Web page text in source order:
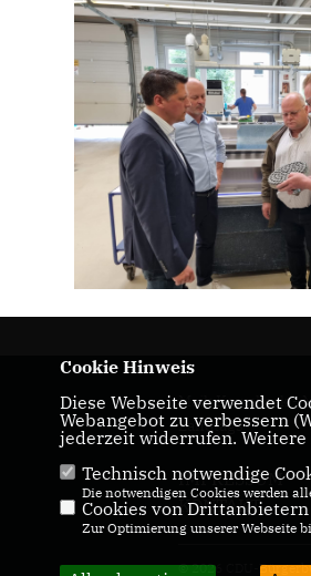
Maik Kowalleck -
Landtags
IMPRESSUM
KONTAKT
© 2026 CDU-
Cookie Hinweis
Diese Webseite verwendet
Webangebot zu verbessern
jederzeit widerrufen.
Technisch notwendige
Die notwendigen Cookies werden
Cookies von Drittanbietern
Zur Optimierung unserer Webseite